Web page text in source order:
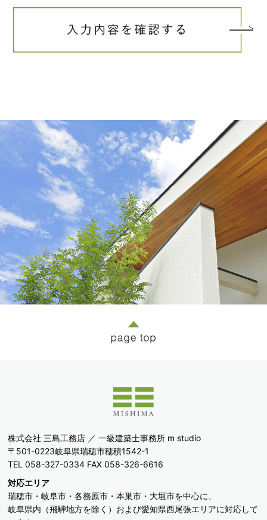
絡先その他の記述等により特定の個人を識別できる情報を指しま
プライバシー情報のうち「履歴情報および特性情報」とは，上記
ビスやご購入いただいた商品，ご覧になったページや広告の履
第２条（プライバシー情報の収集方法）
当社は，ユーザーが利用登録をする際に氏名，生年月日，住所，
電話番号，メールアドレス，銀行口座番号，クレジットカード番
号，運転免許証番号などの個人情報をお尋ねすることがありま
す。また，ユーザーと提携先などとの間でなされたユーザーの個
人情報を含む取引記録や，決済に関する情報を当社の提携先（情
報提供元，広告主，広告配信先などを含みます。以下，｢提携先｣
といいます。）などから収集することがあります。
当社は，ユーザーについて，利用したサービスやソフトウエア，
購入した商品，閲覧したページや広告の履歴，検索した検索キー
ワード，利用日時，利用方法，利用環境（携帯端末を通じてご利
用の場合の当該端末の通信状態，利用に際しての各種設定情報な
ども含みます），IPアドレス，クッキー情報，位置情報，端末の
個体識別情報などの履歴情報および特性情報を，ユーザーが当社
当社が個人情報を収集・利用する目的は，以下のとおりです。
（1）ユーザーに自分の登録情報の閲覧や修正，利用状況の閲覧
を行っていただくために，氏名，住所，連絡先，支払方法などの
の代金などに関する情報を表示する目的
（2）ユーザーにお知らせや連絡をするためにメールアドレスを
利用する場合やユーザーに商品を送付したり必要に応じて連絡し
たりするため，氏名や住所などの連絡先情報を利用する目的
（3）ユーザーの本人確認を行うために，氏名，生年月日，住
所，電話番号，銀行口座番号，クレジットカード番号，運転免許
証番号，配達証明付き郵便の到達結果などの情報を利用する目的
（4）ユーザーに代金を請求するために，購入された商品名や数
株式会社 三島工務店 ／ 一級建築士事務所 m studio
〒501-0223岐阜県瑞穂市穂積1542-1
TEL 058-327-0334 FAX 058-326-6616
対応エリア
瑞穂市・岐阜市・各務原市・本巣市・大垣市を中心に、
岐阜県内（飛騨地方を除く）および愛知県西尾張エリアに対応して